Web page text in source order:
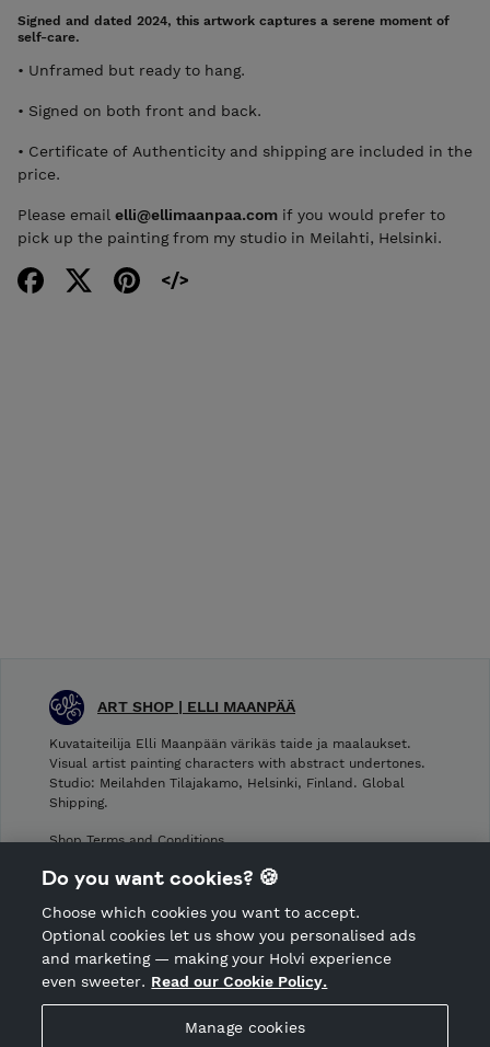
Signed and dated 2024, this artwork captures a serene moment of
self-care.
• Unframed but ready to hang.
• Signed on both front and back.
• Certificate of Authenticity and shipping are included in the
price.
Please email elli@ellimaanpaa.com if you would prefer to
pick up the painting from my studio in Meilahti, Helsinki.
Hosted by Holvi
Holvi Payment Services Ltd is regulated by the Financial
ART SHOP | ELLI MAANPÄÄ
Kuvataiteilija Elli Maanpään värikäs taide ja maalaukset.
Visual artist painting characters with abstract undertones.
Studio: Meilahden Tilajakamo, Helsinki, Finland. Global
Shipping.
Shop Terms and Conditions
Cancellation policy
CANCEL ORDER
Do you want cookies? 🍪
Choose which cookies you want to accept.
Optional cookies let us show you personalised ads
and marketing — making your Holvi experience
even sweeter. Read our Cookie Policy.
Manage cookies